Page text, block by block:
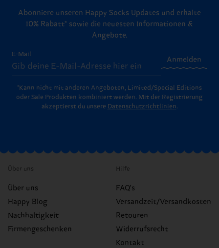
Abonniere unseren Happy Socks Updates und erhalte
10% Rabatt* sowie die neuesten Informationen &
Angebote.
E-Mail
Anmelden
*Kann nicht mit anderen Angeboten, Limited/Special Editions
oder Sale Produkten kombiniert werden. Mit der Registrierung
akzeptierst du unsere Datenschutzrichtlinien.
Über uns
Über uns
Happy Blog
Nachhaltigkeit
Firmengeschenken
Hilfe
FAQ's
Versandzeit/Versandkosten
Retouren
Widerrufsrecht
Kontakt